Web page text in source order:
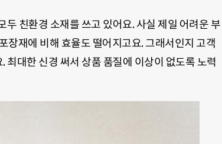
친환경 소재를 쓰고 있어요. 사실 제일 어려운 부
장재에 비해 효율도 떨어지고요. 그래서인지 고객
최대한 신경 써서 상품 품질에 이상이 없도록 노력